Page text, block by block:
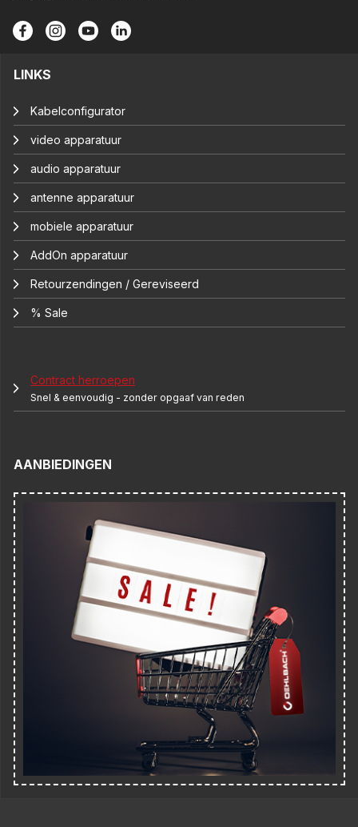
LINKS
Kabelconfigurator
video apparatuur
audio apparatuur
antenne apparatuur
mobiele apparatuur
AddOn apparatuur
Retourzendingen / Gereviseerd
% Sale
Contract herroepen
Snel & eenvoudig - zonder opgaaf van reden
AANBIEDINGEN